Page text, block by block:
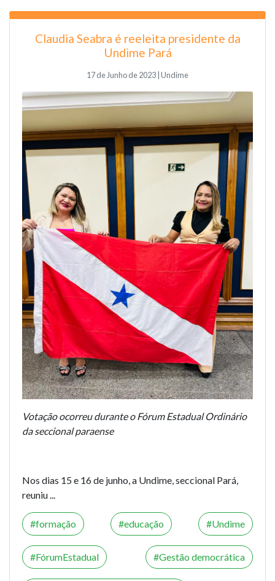
Claudia Seabra é reeleita presidente da
Undime Pará
17 de Junho de 2023 | Undime
Votação ocorreu durante o Fórum Estadual Ordinário
da seccional paraense
Nos dias 15 e 16 de junho, a Undime, seccional Pará,
reuniu ...
formação educação Undime
FórumEstadual Gestão democrática